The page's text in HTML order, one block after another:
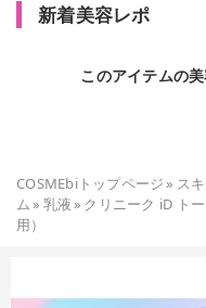
新着美容レポ
このアイテムの
COSMEbiトップページ» ス
ム» 乳液» クリニーク iD ト
用）